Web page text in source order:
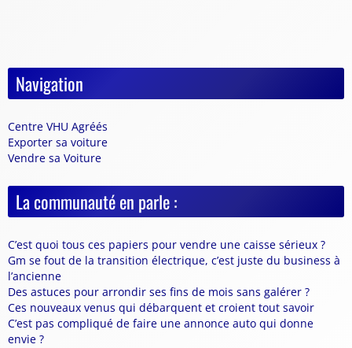
Navigation
Centre VHU Agréés
Exporter sa voiture
Vendre sa Voiture
La communauté en parle :
C’est quoi tous ces papiers pour vendre une caisse sérieux ?
Gm se fout de la transition électrique, c’est juste du business à
l’ancienne
Des astuces pour arrondir ses fins de mois sans galérer ?
Ces nouveaux venus qui débarquent et croient tout savoir
C’est pas compliqué de faire une annonce auto qui donne
envie ?